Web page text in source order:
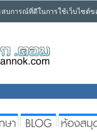
บการณ์ที่ดีในการใช้เว็บไซต์